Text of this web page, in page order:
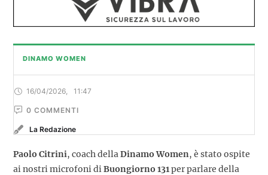
DINAMO WOMEN
16/04/2026 11:47
0 COMMENTI
La Redazione
Paolo Citrini, coach dellaDinamo Women, è stato ospite
ai nostri microfoni diBuongiorno 131per parlare della